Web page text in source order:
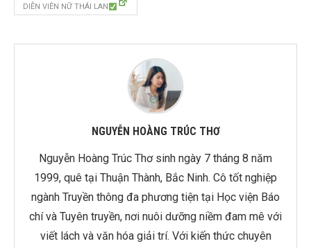
DIỄN VIÊN NỮ THÁI LAN
NGUYỄN HOÀNG TRÚC THƠ
Nguyễn Hoàng Trúc Thơ sinh ngày 7 tháng 8 năm
1999, quê tại Thuận Thành, Bắc Ninh. Cô tốt nghiệp
ngành Truyền thông đa phương tiện tại Học viện Báo
chí và Tuyên truyền, nơi nuôi dưỡng niềm đam mê với
viết lách và văn hóa giải trí. Với kiến thức chuyên